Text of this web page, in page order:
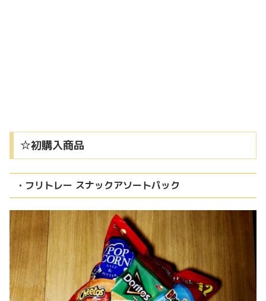
☆初購入商品
・フリトレー スナックアソートパック